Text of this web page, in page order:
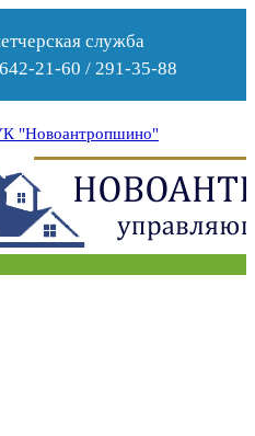
служба
21-60 / 291-35-88